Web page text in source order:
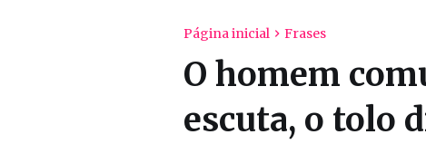
Página inicial Frases
O homem
escuta, o tolo